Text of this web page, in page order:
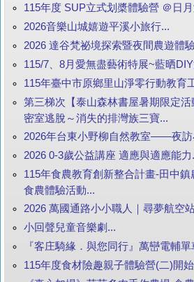
115年度 SUP立式划槳體驗營 ＠日
2026音樂山城嬉遊平溪小旅行...
2026 達谷梵祕境探索暨夜間農遊體
115/7、8月愛無盡藝術特展~藍晒
115年臺中市原鄉里山淨零行動教育
第三梯次【泰山森林書屋暑期限定
密室逃脫～消失的排灣族三寶...
2026年台東小野柳自然教室——夜訪
2026 0-3歲公益講座 適應與適應能力
115年食農教育創新整合計畫-田中鎮
食農體驗活動...
2026 萬國通路小小職人｜尋夢航空
小回聲兒童音樂劇...
『客庄騎緣．與您同行』萬巒電輔
115年度食材險趣親子體驗營(二)開